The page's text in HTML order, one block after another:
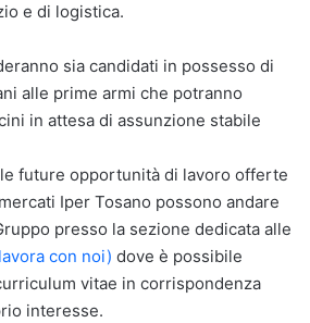
e di logistica.
sia candidati in possesso di
alle prime armi che potranno
in attesa di assunzione stabile
future opportunità di lavoro offerte
Iper Tosano possono andare
presso la sezione dedicata alle
con noi) dove è possibile
vitae in corrispondenza
interesse.